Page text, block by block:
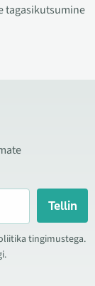
tagasikutsumine
Tellin
tingimustega.